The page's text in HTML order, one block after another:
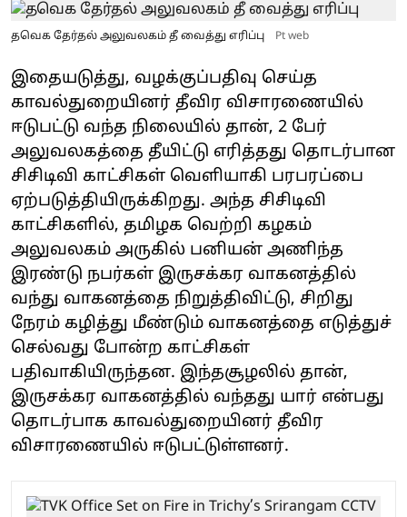
தவெக தேர்தல் அலுவலகம் தீ வைத்து எரிப்பு Pt web
இதையடுத்து, வழக்குப்பதிவு செய்த
காவல்துறையினர் தீவிர விசாரணையில்
ஈடுபட்டு வந்த நிலையில் தான், 2 பேர்
அலுவலகத்தை தீயிட்டு எரித்தது தொடர்பான
சிசிடிவி காட்சிகள் வெளியாகி பரபரப்பை
ஏற்படுத்தியிருக்கிறது. அந்த சிசிடிவி
காட்சிகளில், தமிழக வெற்றி கழகம்
அலுவலகம் அருகில் பனியன் அணிந்த
இரண்டு நபர்கள் இருசக்கர வாகனத்தில்
வந்து வாகனத்தை நிறுத்திவிட்டு, சிறிது
நேரம் கழித்து மீண்டும் வாகனத்தை எடுத்துச்
செல்வது போன்ற காட்சிகள்
பதிவாகியிருந்தன. இந்தசூழலில் தான்,
இருசக்கர வாகனத்தில் வந்தது யார் என்பது
தொடர்பாக காவல்துறையினர் தீவிர
விசாரணையில் ஈடுபட்டுள்ளனர்.